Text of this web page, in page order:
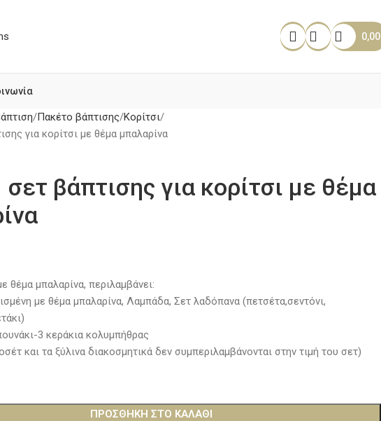
Πακέτο βάπτισης Κορίτσι
για κορίτσι με θέμα μπαλαρίνα
σετ βάπτισης για κορίτσι με θέμα
θέμα μπαλαρίνα, περιλαμβάνει:
με θέμα μπαλαρίνα, Λαμπάδα, Σετ λαδόπανα (πετσέτα,σεντόνι,
3 κεράκια κολυμπήθρας
και τα ξύλινα διακοσμητικά δεν συμπεριλαμβάνονται στην τιμή του σετ)
ΠΡΟΣΘΉΚΗ ΣΤΟ ΚΑΛΆΘΙ